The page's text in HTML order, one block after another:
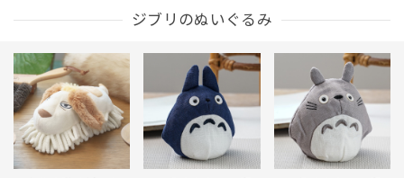
ジブリのぬいぐるみ